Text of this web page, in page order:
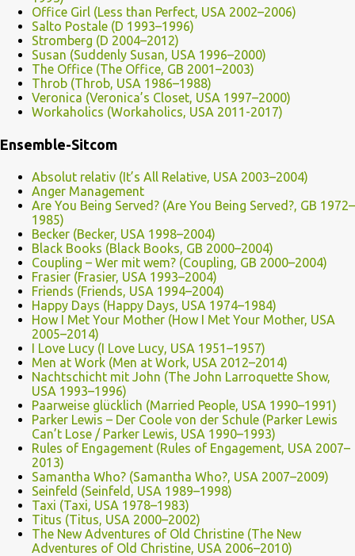
Office Girl (Less than Perfect, USA 2002–2006)
Salto Postale (D 1993–1996)
Stromberg (D 2004–2012)
Susan (Suddenly Susan, USA 1996–2000)
The Office (The Office, GB 2001–2003)
Throb (Throb, USA 1986–1988)
Veronica (Veronica’s Closet, USA 1997–2000)
Workaholics (Workaholics, USA 2011-2017)
Ensemble-Sitcom
Absolut relativ (It’s All Relative, USA 2003–2004)
Anger Management
Are You Being Served? (Are You Being Served?, GB 1972–
1985)
Becker (Becker, USA 1998–2004)
Black Books (Black Books, GB 2000–2004)
Coupling – Wer mit wem? (Coupling, GB 2000–2004)
Frasier (Frasier, USA 1993–2004)
Friends (Friends, USA 1994–2004)
Happy Days (Happy Days, USA 1974–1984)
How I Met Your Mother (How I Met Your Mother, USA
2005–2014)
I Love Lucy (I Love Lucy, USA 1951–1957)
Men at Work (Men at Work, USA 2012–2014)
Nachtschicht mit John (The John Larroquette Show,
USA 1993–1996)
Paarweise glücklich (Married People, USA 1990–1991)
Parker Lewis – Der Coole von der Schule (Parker Lewis
Can’t Lose / Parker Lewis, USA 1990–1993)
Rules of Engagement (Rules of Engagement, USA 2007–
2013)
Samantha Who? (Samantha Who?, USA 2007–2009)
Seinfeld (Seinfeld, USA 1989–1998)
Taxi (Taxi, USA 1978–1983)
Titus (Titus, USA 2000–2002)
The New Adventures of Old Christine (The New
Adventures of Old Christine, USA 2006–2010)